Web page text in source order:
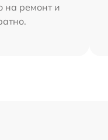
на ремонт и